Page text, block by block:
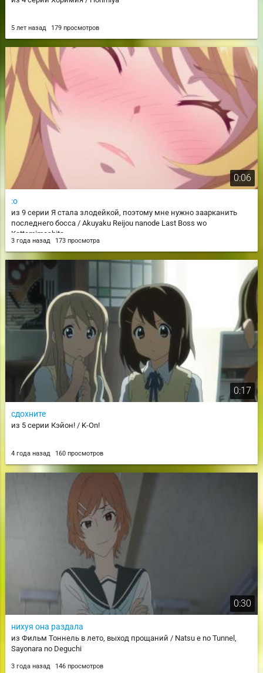
5 лет назад 179 просмотров
0:06
:о
из 9 серии Я стала злодейкой, поэтому мне нужно заарканить
последнего босса / Akuyaku Reijou nanode Last Boss wo
Kattemimashita
3 года назад 173 просмотра
0:17
сдохните
из 5 серии Кэйон! / K-On!
4 года назад 160 просмотров
0:30
нихуя она раздала
из Фильм Тоннель в лето, выход прощаний / Natsu e no Tunnel,
Sayonara no Deguchi
3 года назад 146 просмотров